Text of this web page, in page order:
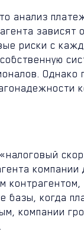
анализ
риски с
Однако
базы, когда
компании